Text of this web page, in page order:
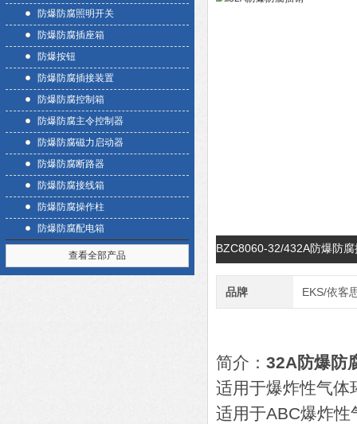
防爆防腐照明开关
防爆防腐插座箱
防爆按钮
防爆防腐插接装置
防爆防腐控制箱
防爆防腐主令控制器
防爆防腐磁力启动器
防爆防腐断路器
防爆防腐接线箱
防爆防腐操作柱
防爆防腐配电箱
查看全部产品
BZC8060-32/432A防爆防
品牌 EKS/依客
简介： 32A防爆防
适用于爆炸性气体
适用于ABC爆炸性